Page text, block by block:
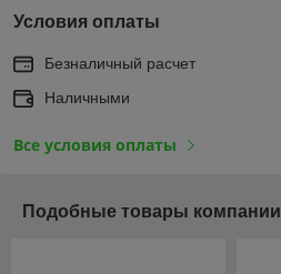
Условия оплаты
Безналичный расчет
Наличными
Все условия оплаты
Подобные товары компании